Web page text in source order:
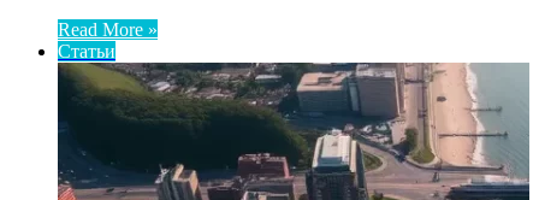
Read More »
Статьи